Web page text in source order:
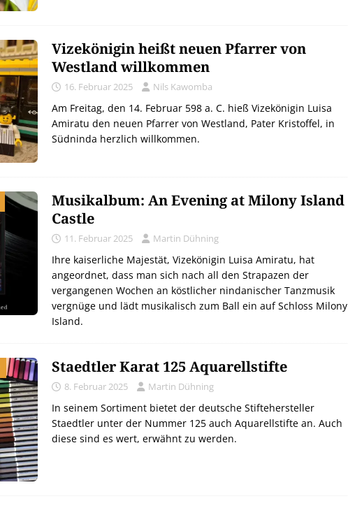
Vizekönigin heißt neuen Pfarrer von
Westland willkommen
16. Februar 2025 Nils Kawomba
Am Freitag, den 14. Februar 598 a. C. hieß Vizekönigin Luisa
Amiratu den neuen Pfarrer von Westland, Pater Kristoffel, in
Südninda herzlich willkommen.
Musikalbum: An Evening at Milony Island
Castle
11. Februar 2025 Martin Dühning
Ihre kaiserliche Majestät, Vizekönigin Luisa Amiratu, hat
angeordnet, dass man sich nach all den Strapazen der
vergangenen Wochen an köstlicher nindanischer Tanzmusik
vergnüge und lädt musikalisch zum Ball ein auf Schloss Milony
Island.
Staedtler Karat 125 Aquarellstifte
8. Februar 2025 Martin Dühning
In seinem Sortiment bietet der deutsche Stiftehersteller
Staedtler unter der Nummer 125 auch Aquarellstifte an. Auch
diese sind es wert, erwähnt zu werden.